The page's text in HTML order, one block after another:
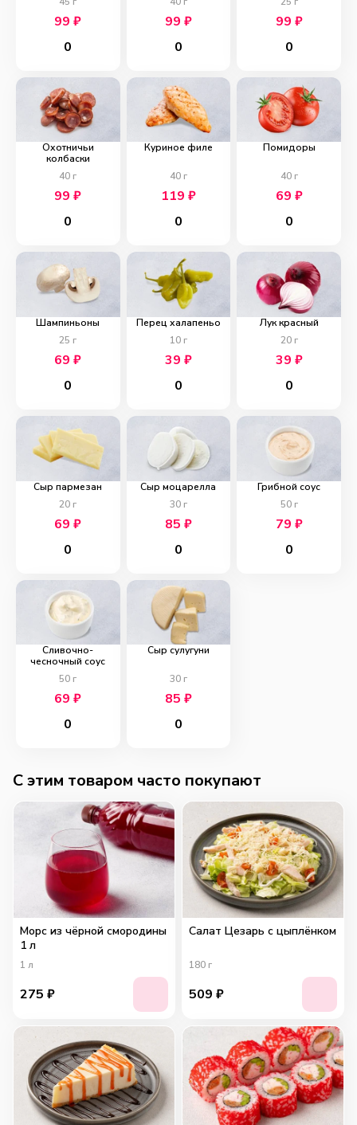
99₽
0
99 ₽
0
99 ₽
0
Охотничьи
колбаски
40 г
99₽
0
Куриное филе
40г
119 ₽
0
Помидоры
40г
69 ₽
0
Шампиньоны
25 г
69₽
0
Перец халапеньо
10г
39 ₽
0
Лук красный
20г
39 ₽
0
Сыр пармезан
20 г
69₽
0
Сыр моцарелла
30г
85 ₽
0
Грибной соус
50г
79 ₽
0
Сливочно-
чесночный соус
50 г
69₽
0
Сыр сулугуни
30г
85 ₽
0
C этим товаром часто покупают
Морс из чёрной смородины
1 л
1 л
275 ₽
Салат Цезарь с цыплёнком
180 г
509 ₽